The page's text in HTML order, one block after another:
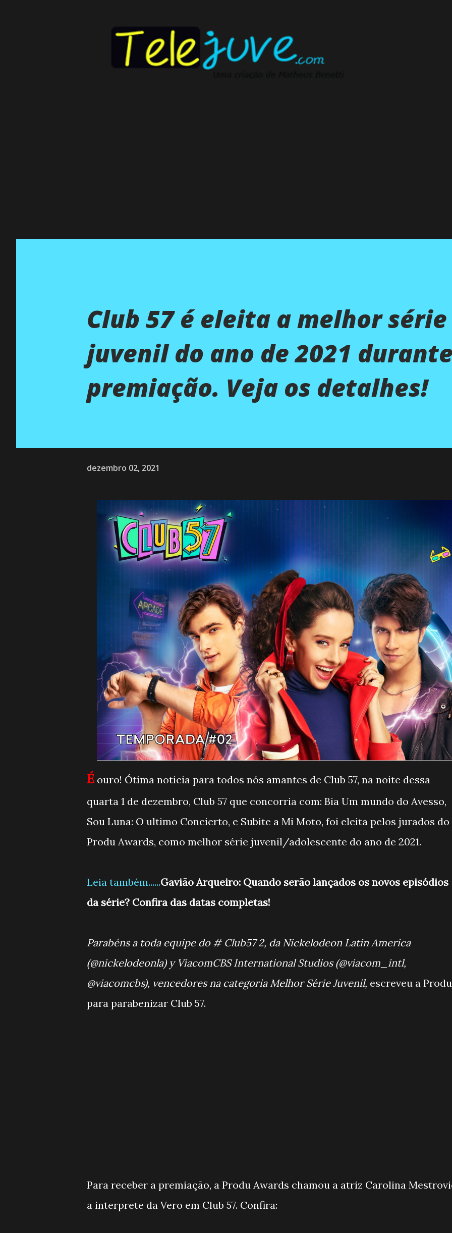
Club 57 é eleita a melhor série
juvenil do ano de 2021
premiação. Veja os detalhes!
dezembro 02, 2021
É ouro! Ótima noticia para todos nós amantes de Club 57, na noite dessa
quarta 1 de dezembro, Club 57 que concorria com: Bia Um mundo do Avesso,
Sou Luna: O ultimo Concierto, e Subite a Mi Moto, foi eleita pelos jurados do
Produ Awards, como melhor série juvenil/adolescente do ano de 2021.
Leia também......Gavião Arqueiro: Quando serão lançados os novos episódios
da série? Confira das datas completas!
Parabéns a toda equipe do # Club57 2, da Nickelodeon Latin America
(@nickelodeonla) y ViacomCBS International Studios (@viacom_intl,
@viacomcbs), vencedores na categoria Melhor Série Juvenil, escreveu a Produ
para parabenizar Club 57.
Para receber a premiação, a Produ Awards chamou a atriz Carolina
a interprete da Vero em Club 57. Confira: